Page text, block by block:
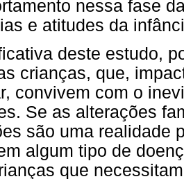
nessa fase
e atitudes da
deste estudo,
crianças, que,
convivem com o
Se as alterações
são uma realidade
algum tipo de
que